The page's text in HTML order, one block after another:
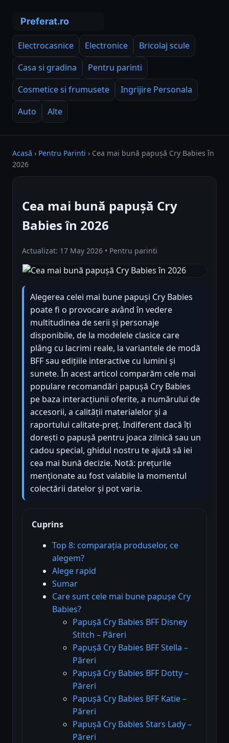
Electrocasnice Electronice
Bricolaj scule
Casa si gradina
Pentru parinti
Cosmetice si frumusete
Ingrijire Personala
Auto
Alte
Acasă › Pentru Parinti › Cea mai bună papușă Cry Babies în
2026
Cea mai bună papușă Cry
Babies în 2026
Actualizat: 17 May 2026 • Pentru parinti
Alegerea celei mai bune papuși Cry Babies
poate fi o provocare având în vedere
multitudinea de serii și personaje
disponibile, de la modelele clasice care
plâng cu lacrimi reale, la variantele de modă
BFF sau edițiile interactive cu lumini și
sunete. În acest articol comparăm cele mai
populare recomandări papușă Cry Babies
pe baza interacțiunii oferite, a numărului de
accesorii, a calității materialelor și a
raportului calitate-preț. Indiferent dacă îți
dorești o papușă pentru joaca zilnică sau un
cadou special, ghidul nostru te ajută să iei
cea mai bună decizie. Notă: prețurile
menționate au fost valabile la momentul
colectării datelor și pot varia.
Cuprins
Top 8: comparația produselor, ce
alegem?
Alege rapid
Sumar
Care sunt cele mai bune papușe Cry
Babies?
Papușă Cry Babies BFF Disney
Stitch – Păreri
Papușă Cry Babies BFF Stella –
Păreri
Papușă Cry Babies BFF Dotty –
Păreri
Papușă Cry Babies BFF Katie –
Păreri
Papușă Cry Babies Stars Lady –
Păreri